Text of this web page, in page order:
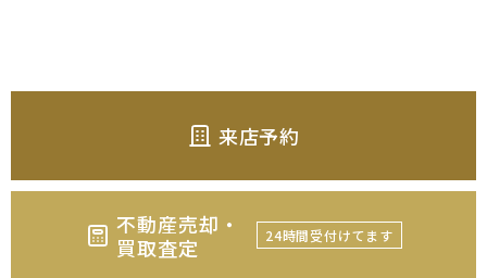
来店予約
不動産売却・
買取査定
24時間受付けてます